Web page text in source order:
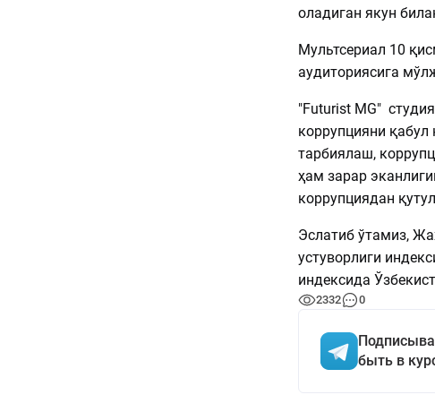
оладиган якун
Мультсериал 10
аудиториясига
"Futurist MG"
коррупцияни қабул
тарбиялаш,
ҳам зарар
коррупциядан
Эслатиб ўтамиз,
устуворлиги
индексида
2332 0
быть в